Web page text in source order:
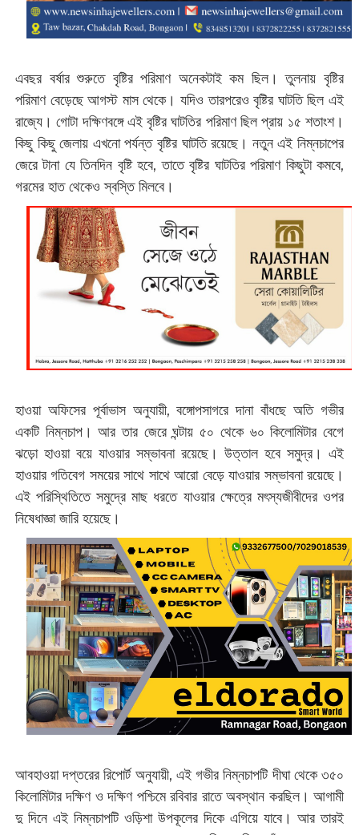
এবছর বর্ষার শুরুতে বৃষ্টির পরিমাণ অনেকটাই কম ছিল। তুলনায় বৃষ্টির
পরিমাণ বেড়েছে আগস্ট মাস থেকে। যদিও তারপরেও বৃষ্টির ঘাটতি ছিল এই
রাজ্যে। গোটা দক্ষিণবঙ্গে এই বৃষ্টির ঘাটতির পরিমাণ ছিল প্রায় ১৫ শতাংশ।
কিছু কিছু জেলায় এখনো পর্যন্ত বৃষ্টির ঘাটতি রয়েছে। নতুন এই নিম্নচাপের
জেরে টানা যে তিনদিন বৃষ্টি হবে, তাতে বৃষ্টির ঘাটতির পরিমাণ কিছুটা কমবে,
গরমের হাত থেকেও স্বস্তি মিলবে।
হাওয়া অফিসের পূর্বাভাস অনুযায়ী, বঙ্গোপসাগরে দানা বাঁধছে অতি গভীর
একটি নিম্নচাপ। আর তার জেরে ঘন্টায় ৫০ থেকে ৬০ কিলোমিটার বেগে
ঝড়ো হাওয়া বয়ে যাওয়ার সম্ভাবনা রয়েছে। উত্তাল হবে সমুদ্র। এই
হাওয়ার গতিবেগ সময়ের সাথে সাথে আরো বেড়ে যাওয়ার সম্ভাবনা রয়েছে।
এই পরিস্থিতিতে সমুদ্রে মাছ ধরতে যাওয়ার ক্ষেত্রে মৎস্যজীবীদের ওপর
নিষেধাজ্ঞা জারি হয়েছে।
আবহাওয়া দপ্তরের রিপোর্ট অনুযায়ী, এই গভীর নিম্নচাপটি দীঘা থেকে ৩৫০
কিলোমিটার দক্ষিণ ও দক্ষিণ পশ্চিমে রবিবার রাতে অবস্থান করছিল। আগামী
দু দিনে এই নিম্নচাপটি ওড়িশা উপকূলের দিকে এগিয়ে যাবে। আর তারই